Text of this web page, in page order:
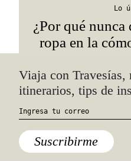
Lo
¿Por qué nunca
ropa en la